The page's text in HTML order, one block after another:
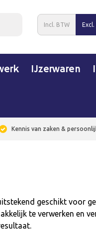
Incl. BTW Excl.
IJzerwaren
Kennis van zaken &
geschikt voor
te verwerken en